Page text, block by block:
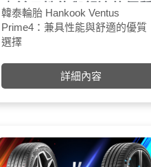
成
配方：節能型輪胎使用
化合物，減少輪胎變形
）添加劑：在輪胎橡
膠可以有效降低滾動阻
：節能型輪胎通常比普
｜兼具性能與舒適的優質
選擇
韓泰輪胎 Hankook Ventus
Prime4：兼具性能與舒適的優質
選擇
4（K135A）是一款高性能夏季輪
胎，專為追求安全、舒適和環保的
操控性、耐磨性和滾動阻力等。
詳細內容